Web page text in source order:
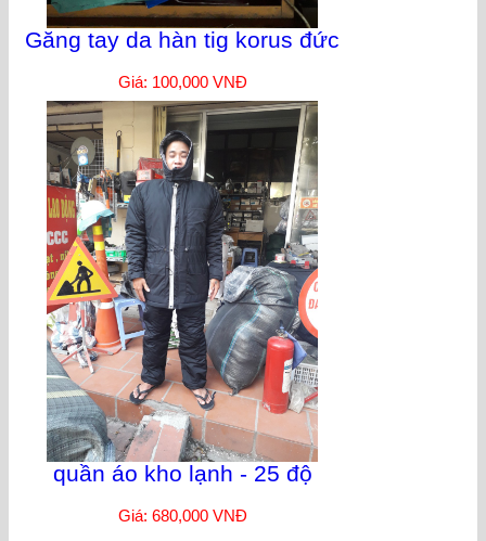
Găng tay da hàn tig korus đức
Giá: 100,000 VNĐ
quần áo kho lạnh - 25 độ
Giá: 680,000 VNĐ